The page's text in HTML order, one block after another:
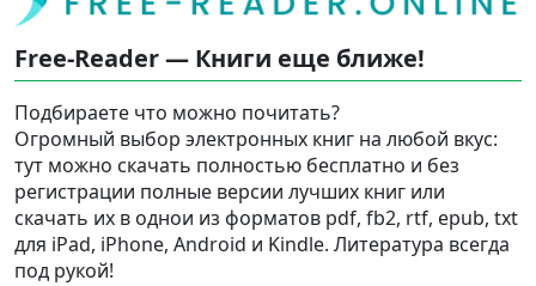
Free-Reader — Книги еще ближе!
Подбираете что можно почитать?
Огромный выбор электронных книг на любой вкус:
тут можно скачать полностью бесплатно и без
регистрации полные версии лучших книг или
скачать их в однои из форматов pdf, fb2, rtf, epub, txt
для iPad, iPhone, Android и Kindle. Литература всегда
под рукой!